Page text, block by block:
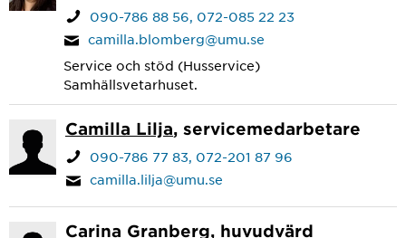
090-786 88 56 072-085 22 23
camilla.blomberg@umu.se
Service och stöd (Husservice)
Samhällsvetarhuset.
Camilla Lilja, servicemedarbetare
090-786 77 83 072-201 87 96
camilla.lilja@umu.se
Carina Granberg, huvudvärd